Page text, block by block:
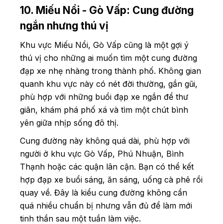
10. Miếu Nổi - Gò Vấp: Cung đường
ngắn nhưng thú vị
Khu vực Miếu Nổi, Gò Vấp cũng là một gợi ý
thú vị cho những ai muốn tìm một cung đường
đạp xe nhẹ nhàng trong thành phố. Không gian
quanh khu vực này có nét đời thường, gần gũi,
phù hợp với những buổi đạp xe ngắn để thư
giãn, khám phá phố xá và tìm một chút bình
yên giữa nhịp sống đô thị.
Cung đường này không quá dài, phù hợp với
người ở khu vực Gò Vấp, Phú Nhuận, Bình
Thạnh hoặc các quận lân cận. Bạn có thể kết
hợp đạp xe buổi sáng, ăn sáng, uống cà phê rồi
quay về. Đây là kiểu cung đường không cần
quá nhiều chuẩn bị nhưng vẫn đủ để làm mới
tinh thần sau một tuần làm việc.